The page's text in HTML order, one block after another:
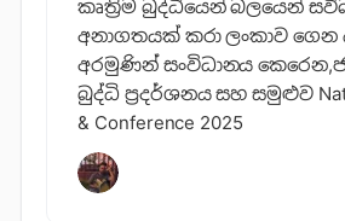
කෘත්‍රිම බුද්ධියෙන් බලයෙන්
අනාගතයක් කරා ලංකාව ගෙන
අරමුණින් සංවිධානය
බුද්ධි ප්‍රදර්ශනය සහ සමුළුව
& Conference 2025